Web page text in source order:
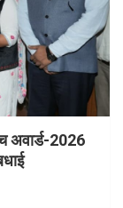
अवार्ड-2026